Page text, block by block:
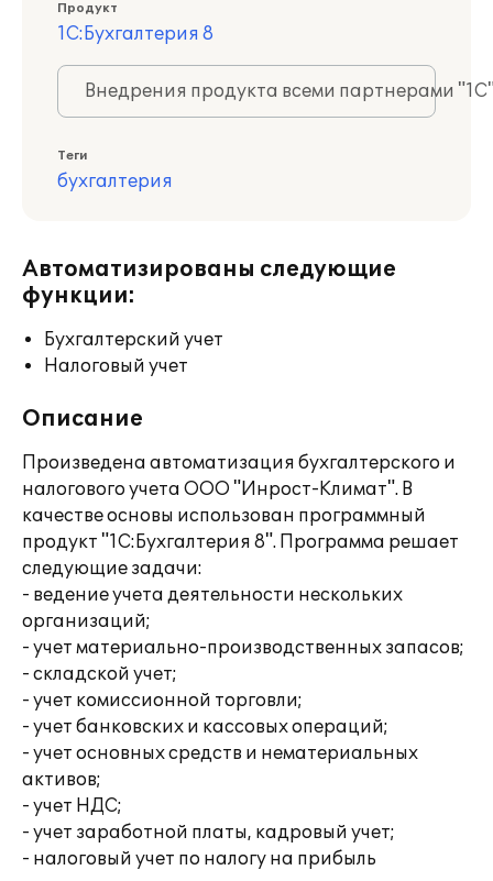
Продукт
1С:Бухгалтерия 8
Внедрения продукта всеми партнерами
Теги
бухгалтерия
Автоматизированы следующие
функции:
Бухгалтерский учет
Налоговый учет
Описание
Произведена автоматизация бухгалтерского и
налогового учета ООО "Инрост-Климат". В
качестве основы использован программный
продукт "1С:Бухгалтерия 8". Программа решает
следующие задачи:
- ведение учета деятельности нескольких
организаций;
- учет материально-производственных запасов;
- складской учет;
- учет комиссионной торговли;
- учет банковских и кассовых операций;
- учет основных средств и нематериальных
активов;
- учет НДС;
- учет заработной платы, кадровый учет;
- налоговый учет по налогу на прибыль